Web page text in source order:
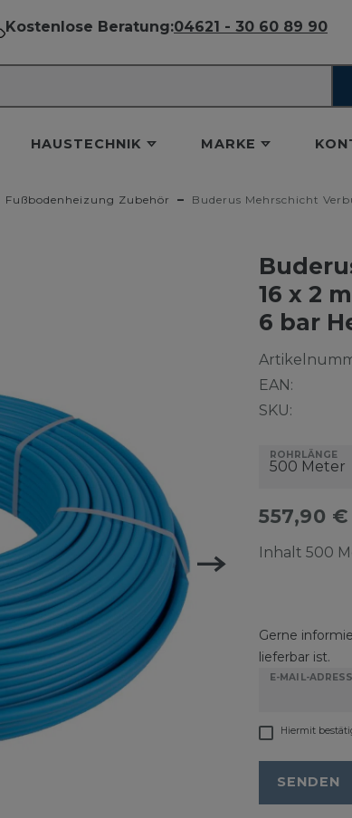
Kostenlose Beratung:04621 - 30 60 89 90
HAUSTECHNIK MARKE
Fußbodenheizung Zubehör Buderus Mehrschicht
16 x 2
6 bar
EAN:
SKU:
ROHRLÄNGE
557,90 €
Inhalt 500
Gerne
lieferbar ist.
E-MAIL-
Hiermit
SENDEN